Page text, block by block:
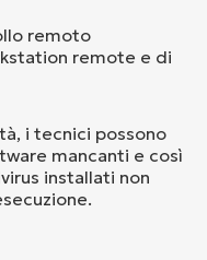
remoto
remote e di
i tecnici possono
mancanti e così
installati non